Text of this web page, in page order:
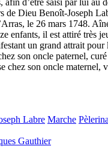
afin d’être saisi par lui au
de Dieu Benoît-Joseph
le 26 mars 1748.
enfants, il est attiré très
un grand attrait pour
son oncle paternel,
chez son oncle maternel,
Labre Marche
Gauthier